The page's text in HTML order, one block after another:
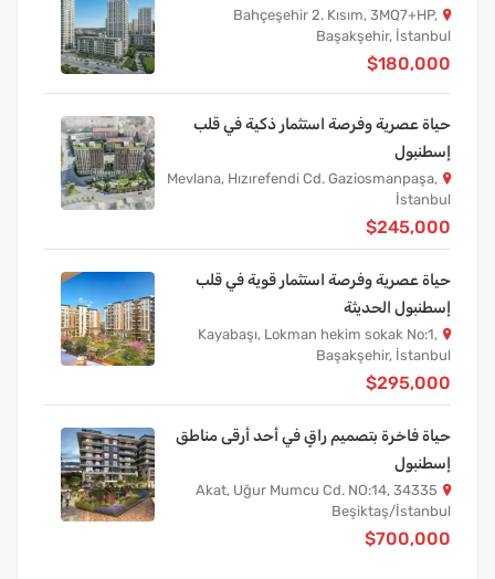
Bahçeşehir 2. Kısım, 3MQ7+HP,
Başakşehir, İstanbul
$180,000
حياة عصرية وفرصة استثمار ذكية في قلب
إسطنبول
Mevlana, Hızırefendi Cd. Gaziosmanpaşa,
İstanbul
$245,000
حياة عصرية وفرصة استثمار قوية في قلب
إسطنبول الحديثة
Kayabaşı, Lokman hekim sokak No:1,
Başakşehir, İstanbul
$295,000
حياة فاخرة بتصميم راقٍ في أحد أرقى مناطق
إسطنبول
Akat, Uğur Mumcu Cd. NO:14, 34335
Beşiktaş/İstanbul
$700,000